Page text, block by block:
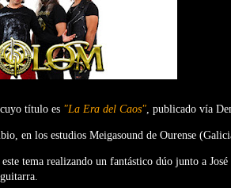
cuyo título es "La Era del Caos", publicado vía
en los estudios Meigasound de Ourense
tema realizando un fantástico dúo junto a José